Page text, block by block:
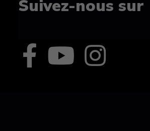
Suivez-nous sur